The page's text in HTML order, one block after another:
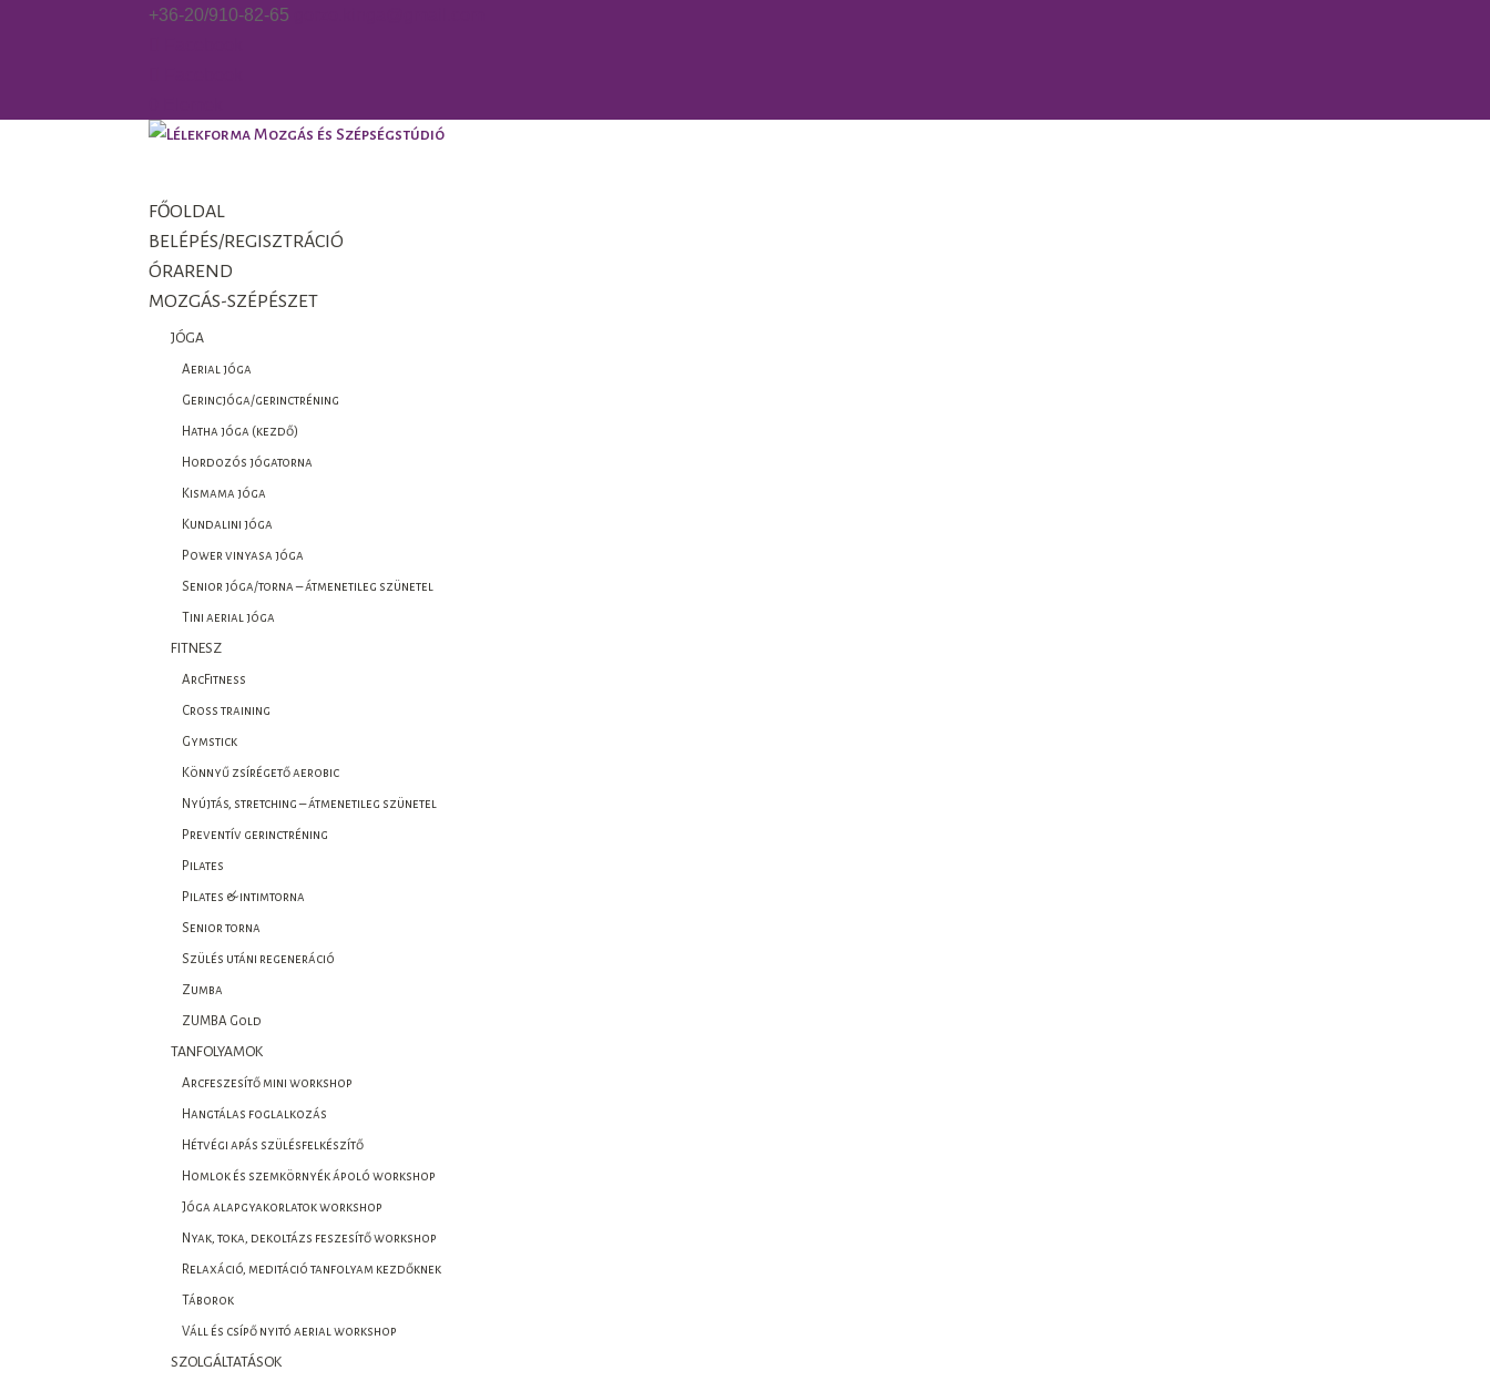
+36-20/910-82-65
FŐOLDAL
BELÉPÉS/REGISZTRÁCIÓ
ÓRAREND
MOZGÁS-SZÉPÉSZET
JÓGA
Aerial jóga
Gerincjóga/gerinctréning
Hatha jóga (kezdő)
Hordozós jógatorna
Kismama jóga
Kundalini jóga
Power vinyasa jóga
Senior jóga/torna – átmenetileg szünetel
Tini aerial jóga
FITNESZ
ArcFitness
Cross training
Gymstick
Könnyű zsírégető aerobic
Nyújtás, stretching – átmenetileg szünetel
Preventív gerinctréning
Pilates
Pilates & intimtorna
Senior torna
Szülés utáni regeneráció
Zumba
ZUMBA Gold
TANFOLYAMOK
Arcfeszesítő mini workshop
Hangtálas foglalkozás
Hétvégi apás szülésfelkészítő
Homlok és szemkörnyék ápoló workshop
Jóga alapgyakorlatok workshop
Nyak, toka, dekoltázs feszesítő workshop
Relaxáció, meditáció tanfolyam kezdőknek
Táborok
Váll és csípő nyitó aerial workshop
SZOLGÁLTATÁSOK